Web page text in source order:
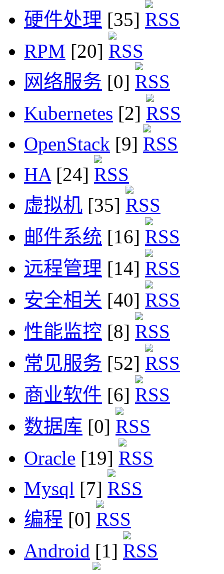
硬件处理 [35]
RPM [20]
网络服务 [0]
Kubernetes [2]
OpenStack [9]
HA[24]
虚拟机 [35]
邮件系统 [16]
远程管理 [14]
安全相关 [40]
性能监控 [8]
常见服务 [52]
商业软件 [6]
数据库 [0]
Oracle [19]
Mysql [7]
编程 [0]
Android [1]